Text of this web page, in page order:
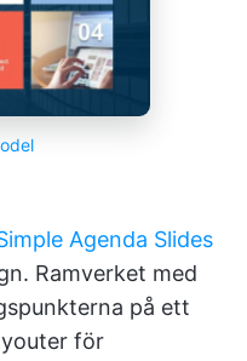
Agenda Slides
Ramverket med
på ett
för